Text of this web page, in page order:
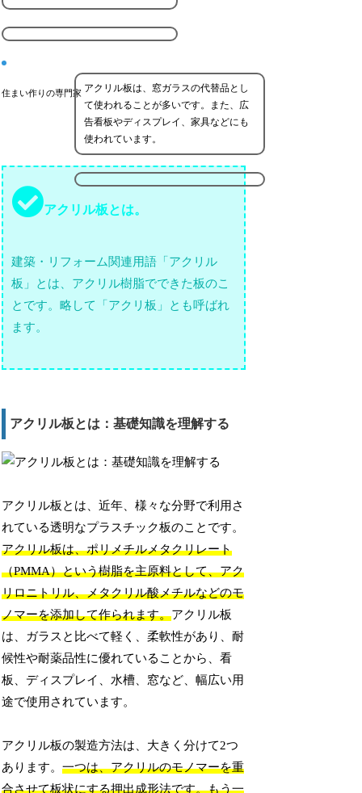
住まい作りの専門家 アクリル板は、窓ガラスの代替品とし
て使われることが多いです。また、広
告看板やディスプレイ、家具などにも
使われています。
アクリル板とは。
建築・リフォーム関連用語「アクリル
板」とは、アクリル樹脂でできた板のこ
とです。略して「アクリ板」とも呼ばれ
ます。
アクリル板とは：基礎知識を理解する
アクリル板とは、近年、様々な分野で利用さ
れている透明なプラスチック板のことです。
アクリル板は、ポリメチルメタクリレート
（PMMA）という樹脂を主原料として、アク
リロニトリル、メタクリル酸メチルなどのモ
ノマーを添加して作られます。アクリル板
は、ガラスと比べて軽く、柔軟性があり、耐
候性や耐薬品性に優れていることから、看
板、ディスプレイ、水槽、窓など、幅広い用
途で使用されています。
アクリル板の製造方法は、大きく分けて2つ
あります。一つは、アクリルのモノマーを重
合させて板状にする押出成形法です。もう一